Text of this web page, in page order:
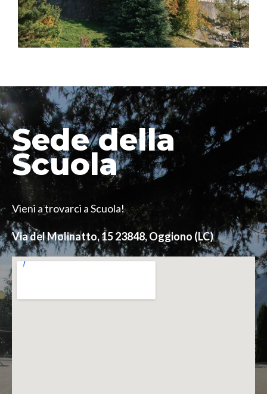
Sede della
Scuola
Vieni a trovarci a Scuola!
Via del Molinatto, 1523848, Oggiono (LC)